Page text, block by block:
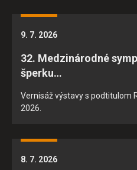
9. 7. 2026
32. Medzinárodné
šperku…
Vernisáž výstavy s podtitulom
2026.
8. 7. 2026